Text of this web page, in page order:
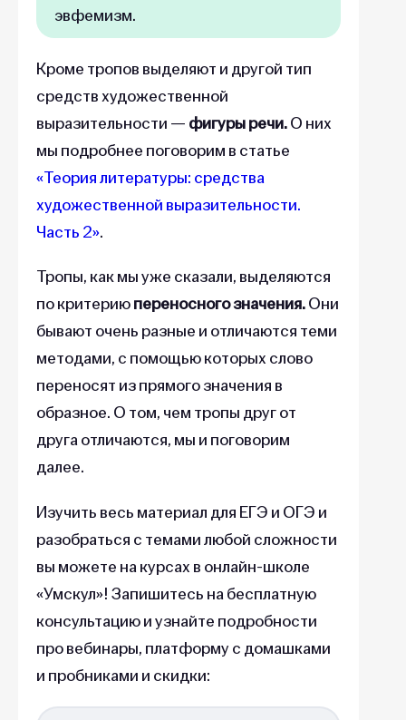
эвфемизм.
Кроме тропов выделяют и другой тип
средств художественной
выразительности — фигуры речи.О них
мы подробнее поговорим в статье
«Теория литературы: средства
художественной выразительности.
Часть 2».
Тропы, как мы уже сказали, выделяются
по критериюпереносного значения.Они
бывают очень разные и отличаются теми
методами, с помощью которых слово
переносят из прямого значения в
образное. О том, чем тропы друг от
друга отличаются, мы и поговорим
далее.
Изучить весь материал для ЕГЭ и ОГЭ и
разобраться с темами любой сложности
вы можете на курсах в онлайн-школе
«Умскул»! Запишитесь на бесплатную
консультацию и узнайте подробности
про вебинары, платформу с домашками
и пробниками и скидки: